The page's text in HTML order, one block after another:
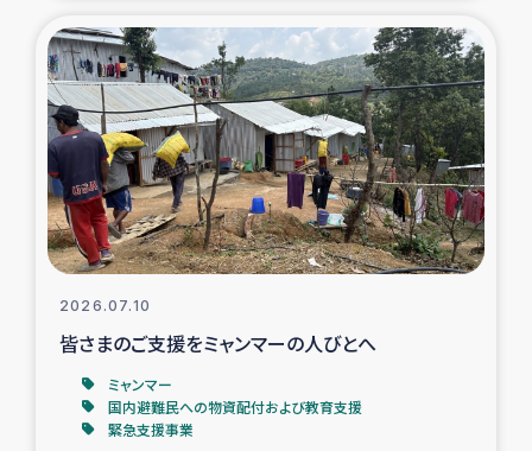
2026.07.10
皆さまのご支援をミャンマーの人びとへ
ミャンマー
国内避難民への物資配付および教育支援
緊急支援事業